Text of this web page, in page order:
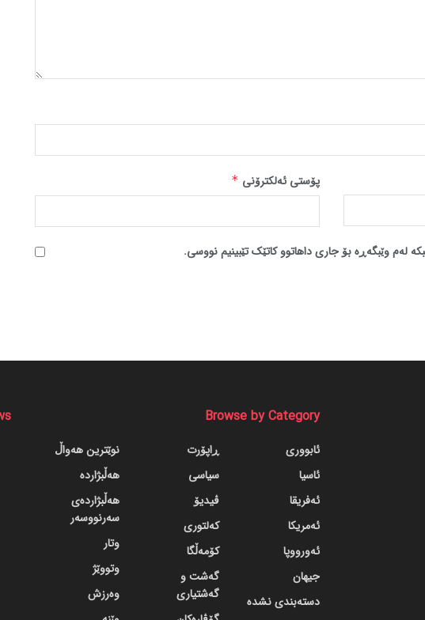
پۆستی ئەلکترۆنی *
لەم وێبگەڕە بۆ جاری داهاتوو کاتێک تێبینیم نووسی.
Browse by Category
ئابووری
ئاسیا
ئەفریقا
ئەمریکا
ئەورووپا
جیهان
دسته‌بندی نشده
ڕاپۆرت
سیاسی
ڤیدیۆ
کەلتوری
کۆمەڵگا
گه‌شت و
گه‌شتیاری
نوێترین هەواڵ
هەڵبژاردە
هەڵبژاردەی
سەرنووسەر
وتار
وتووێژ
وەرزش